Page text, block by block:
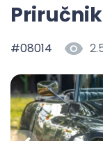
Priručnik
#08014